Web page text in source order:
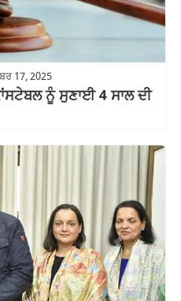
17, 2025
ਨੂੰ ਸੁਣਾਈ 4 ਸਾਲ ਦੀ